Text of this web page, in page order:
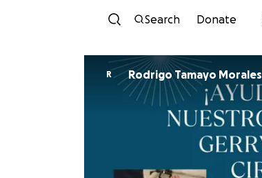
Search Donate
R Rodrigo Tamayo Morales